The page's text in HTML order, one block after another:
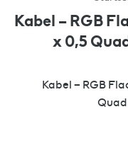
Kabel – RGB
x 0,5
Kabel – RGB